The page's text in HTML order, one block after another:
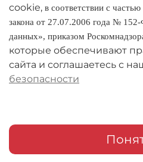
Оплата и доставка
Условия обмена и
Реквизиты
cookie, в соответствии с
закона от 27.07.2006 года №
данных», приказом
которые обеспечивают
сайта и соглашаетесь с
безопасности